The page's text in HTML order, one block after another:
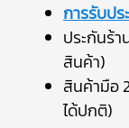
การรับป
ประกันร้า
สินค้า)
สินค้ามือ
ได้ปกติ)